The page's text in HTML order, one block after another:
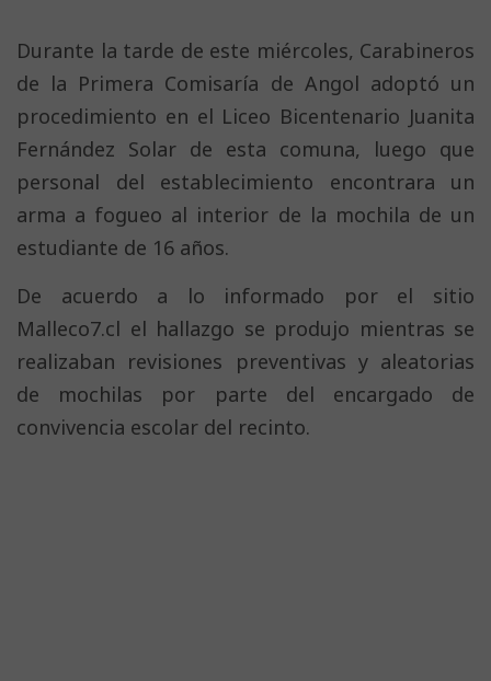
Durante la tarde de este miércoles, Carabineros
de la Primera Comisaría de Angol adoptó un
procedimiento en el Liceo Bicentenario Juanita
Fernández Solar de esta comuna, luego que
personal del establecimiento encontrara un
arma a fogueo al interior de la mochila de un
estudiante de 16 años.
De acuerdo a lo informado por el sitio
Malleco7.cl el hallazgo se produjo mientras se
realizaban revisiones preventivas y aleatorias
de mochilas por parte del encargado de
convivencia escolar del recinto.